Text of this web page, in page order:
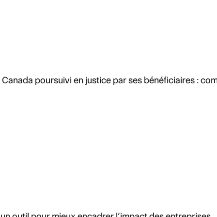
poursuivi en justice par ses bénéficiaires :